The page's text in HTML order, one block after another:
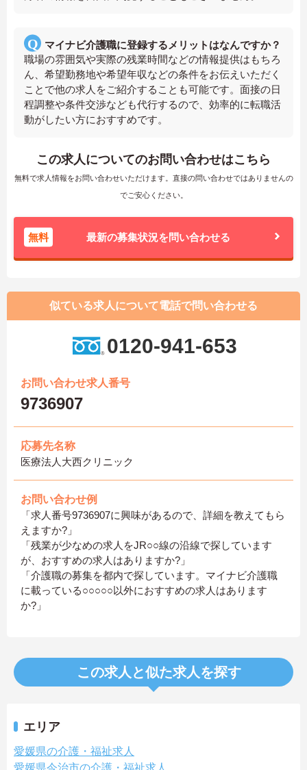
マイナビ介護職に登録するメリットはなんですか？
職場の雰囲気や実際の残業時間などの情報提供はもちろ
ん、希望勤務地や希望年収などの条件をお伝えいただく
ことで他の求人をご紹介することも可能です。面接の日
程調整や条件交渉なども代行するので、効率的に転職活
動がしたい方におすすめです。
この求人についてのお問い合わせはこちら
無料で求人情報をお問い合わせいただけます。直接の問い合わせではありませんの
でご安心ください。
無料 最新の募集状況を問い合わせる
似ている求人について電話で問い合わせる
0120-941-653
お問い合わせ求人番号
9736907
応募先名称
医療法人大西クリニック
お問い合わせ例
「求人番号9736907に興味があるので、詳細を教えてもら
えますか?」
「残業が少なめの求人をJR○○線の沿線で探しています
が、おすすめの求人はありますか?」
「介護職の募集を都内で探しています。マイナビ介護職
に載っている○○○○○以外におすすめの求人はあります
か?」
この求人と似た求人を探す
エリア
愛媛県の介護・福祉求人
愛媛県今治市の介護・福祉求人